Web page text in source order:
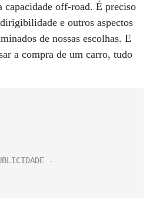
capacidade off-road. É preciso
e outros aspectos
de nossas escolhas. E
a compra de um carro, tudo